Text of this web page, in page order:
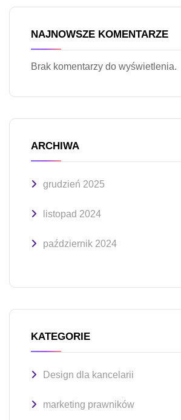
NAJNOWSZE KOMENTARZE
Brak komentarzy do wyświetlenia.
ARCHIWA
grudzień 2025
listopad 2024
październik 2024
KATEGORIE
Design dla kancelarii
marketing prawników